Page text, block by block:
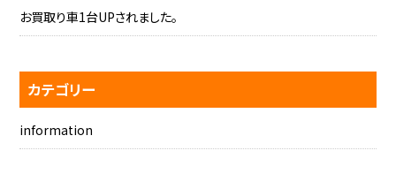
お買取り車1台UPされました。
カテゴリー
information